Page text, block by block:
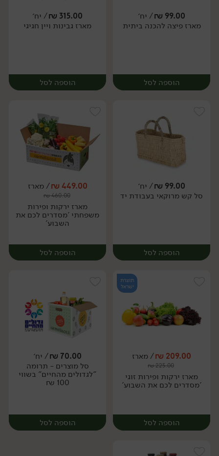
יח׳ יח׳
99.00
₪/ יח׳
מארז פיצה להכנה ביתית
הוספה לסל
יח׳
315.00
₪/ יח׳
מארז גבינות ויין חגיגי
הוספה לסל
יח׳
99.00
₪/ יח׳
סל קש מרוקאי בעבודת יד
הוספה לסל
יח׳
449.00
₪/ מארז
460.00
₪
מארז ירקות ופירות
משפחתי 'מסדרים לכם את
השבוע'
הוספה לסל
מארז
תוצרת
ישראל
209.00
₪/ מארז
225.00
₪
מארז ירקות ופירות זוגי
'מסדרים לכם את השבוע'
הוספה לסל
70.00
₪/ יח׳
סל מוצרים - תרומה
"לגדולים מהחיים" בשווי
100 ₪
הוספה לסל